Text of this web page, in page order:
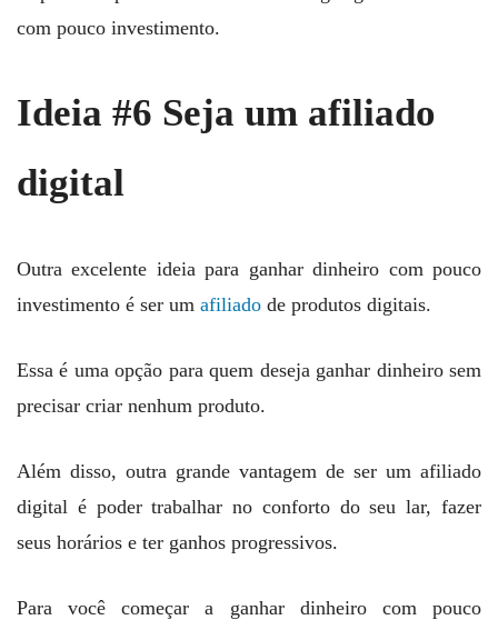
com pouco investimento.
Ideia #6 Seja um afiliado
digital
Outra excelente ideia para ganhar dinheiro com pouco
investimento é ser um afiliado de produtos digitais.
Essa é uma opção para quem deseja ganhar dinheiro sem
precisar criar nenhum produto.
Além disso, outra grande vantagem de ser um afiliado
digital é poder trabalhar no conforto do seu lar, fazer
seus horários e ter ganhos progressivos.
Para você começar a ganhar dinheiro com pouco